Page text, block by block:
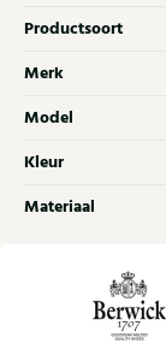
Productsoort
Merk
Model
Kleur
Materiaal